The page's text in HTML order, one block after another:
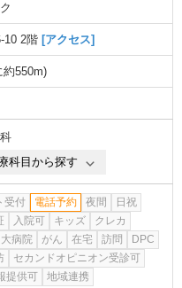
10 2階 [アクセス]
約550m)
科目から探す
受付 電話予約 夜間
日祝
入院可 キッズ
クレカ
大病院 がん 在宅 訪問
DPC
セカンドオピニオン受診可
提供可
地域連携